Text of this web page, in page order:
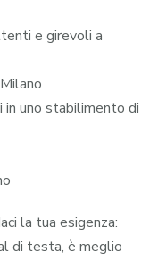
e girevoli a
uno stabilimento di
la tua esigenza:
di testa, è meglio